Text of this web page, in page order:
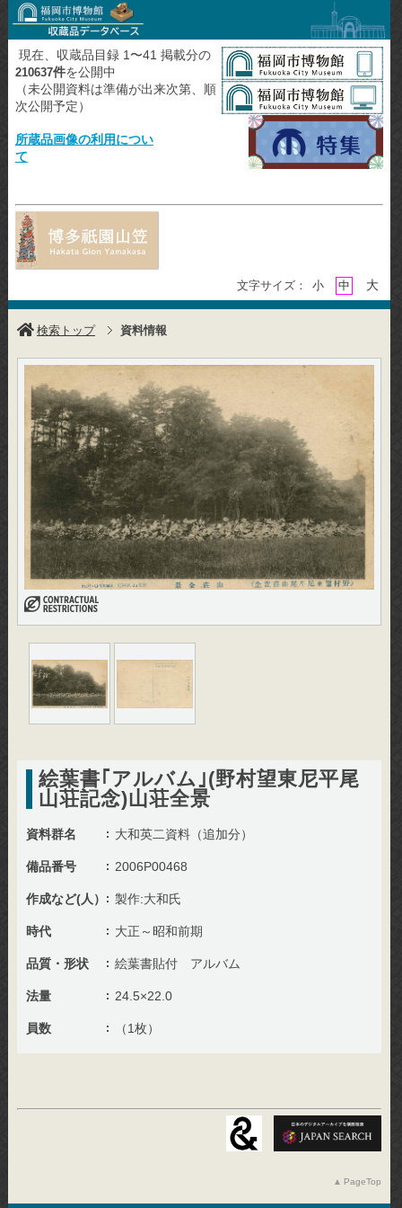
現在、収蔵品目録 1〜41 掲載分の
210637件を公開中
（未公開資料は準備が出来次第、順
次公開予定）
所蔵品画像の利用につい
て
文字サイズ： 小 中 大
検索トップ 資料情報
絵葉書｢アルバム｣(野村望東尼平尾
山荘記念)山荘全景
資料群名 大和英二資料（追加分）
備品番号 2006P00468
作成など(人） 製作:大和氏
時代 大正～昭和前期
品質・形状 絵葉書貼付 アルバム
法量 24.5×22.0
員数 （1枚）
PageTop